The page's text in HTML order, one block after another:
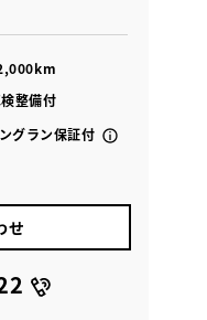
整備付
グラン保証付
せ